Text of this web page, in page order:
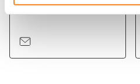
Sorbonne Université